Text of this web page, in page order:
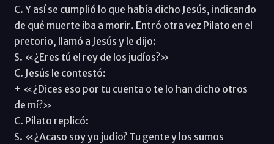
C. Y así se cumplió lo que había dicho Jesús, indicando
de qué muerte iba a morir. Entró otra vez Pilato en el
pretorio, llamó a Jesús y le dijo:
S. «¿Eres tú el rey de los judíos?»
C. Jesús le contestó:
+ «¿Dices eso por tu cuenta o te lo han dicho otros
de mí?»
C. Pilato replicó:
S. «¿Acaso soy yo judío? Tu gente y los sumos